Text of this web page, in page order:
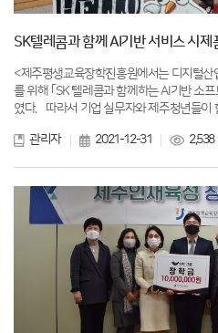
<제주평생교육장학진흥원에서는 디지털
를 위해 ｢SK 텔레콤과 함께하는 AI기반 소
였다. 따라서 기업 실무자와 제주청년들
관리자 2021-12-31 2,538